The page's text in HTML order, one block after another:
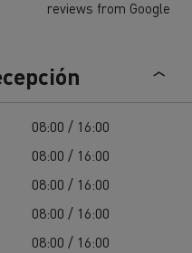
reviews from Google
08:00 / 16:00
08:00 / 16:00
08:00 / 16:00
08:00 / 16:00
08:00 / 16:00